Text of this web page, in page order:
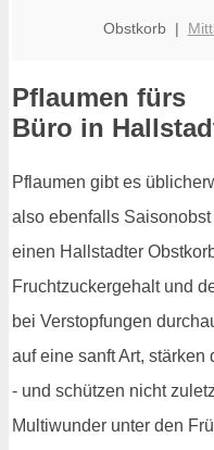
Obstkorb |
Pflaumen fürs
Büro in
Pflaumen gibt es
also ebenfalls
einen Hallstadter
Fruchtzuckergehalt und
bei Verstopfungen
auf eine sanft Art,
- und schützen nicht
Multiwunder unter den